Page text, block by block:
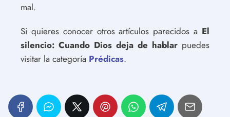
mal.
Si quieres conocer otros artículos parecidos a El
silencio: Cuando Dios deja de hablar puedes
visitar la categoría Prédicas.